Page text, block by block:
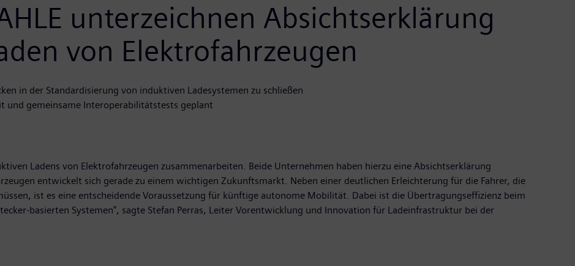
unterzeichnen Absichtserklärung
von Elektrofahrzeugen
in der Standardisierung von induktiven Ladesystemen zu schließen
und gemeinsame Interoperabilitätstests geplant
Ladens von Elektrofahrzeugen zusammenarbeiten. Beide Unternehmen haben hierzu eine Absichtserklärung
entwickelt sich gerade zu einem wichtigen Zukunftsmarkt. Neben einer deutlichen Erleichterung für die Fahrer, die
ist es eine entscheidende Voraussetzung für künftige autonome Mobilität. Dabei ist die Übertragungseffizienz beim
basierten Systemen", sagte Stefan Perras, Leiter Vorentwicklung und Innovation für Ladeinfrastruktur bei der